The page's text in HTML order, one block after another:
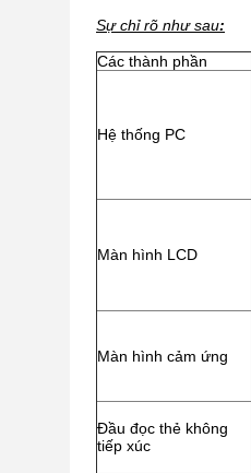
Sự chỉ rõ như sau:
Các thành phần
Hệ thống PC
Màn hình LCD
Màn hình cảm ứng
Đầu đọc thẻ không
tiếp xúc